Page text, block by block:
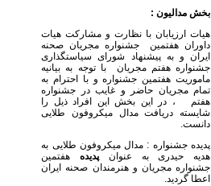
بخش مدالیون :
هیات ارزیابان با نظارت و مشارکت هیات
داوران هفتمین جشنواره مجریان صحنه
ایران و به پیشنهاد شورای سیاستگذاری
جشنواره هفتم مجریان با توجه به بیانیه
ماموریت هفتمین جشنواره و با احترام به
تمام مجریان حاضر و غایب در جشنواره
هفتم ، در این بخش این افراد ذیل را
شایسته دریافت مدال میکروفون طلایی
دانست.
پدیده جشنواره : مدال میکروفون طلایی به
هدیه حیدری به عنوانپدیده هفتمین
جشنواره مجریان و هنرمندان صحنه ایران
اعطا گردید.